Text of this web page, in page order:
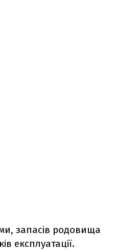
запасів родовища
експлуатації.